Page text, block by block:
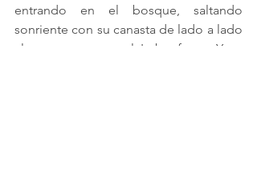
entrando en el bosque, saltando
sonriente con su canasta de lado a lado
al encuentro con el Lobo feroz. Y es